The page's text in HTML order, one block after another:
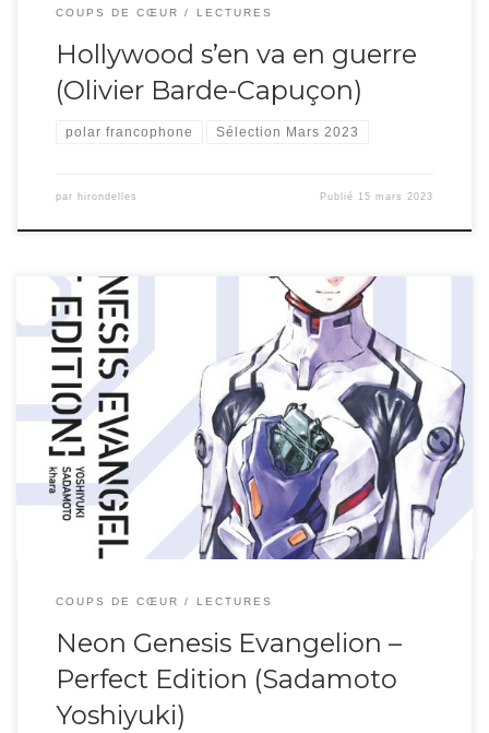
COUPS DE CŒUR LECTURES
Hollywood s’en va en guerre
(Olivier Barde-Capuçon)
polar francophone Sélection Mars 2023
par hirondelles Publié 15 mars 2023
Voici le premier tome de l’intégrale de Neon Genesis Evangelion, fresque
guerrière et post-apocalyptique de Sadamoto Yoshiyuki parue en 1995. La
Terre en 2015, après le ravage apocalyptique du Second Impact en 2000. La
cité forteresse de Tokyo-3 est harcelée par des Anges, créatures qui sèment
la terreur et la […]
COUPS DE CŒUR LECTURES
Neon Genesis Evangelion –
Perfect Edition (Sadamoto
Yoshiyuki)